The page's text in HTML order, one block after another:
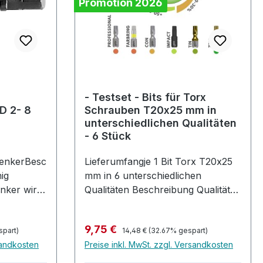
HRcgeplant und auf 25 Grad
vorgeschliffenMögliche
Einsatzbereiche:Fachwerksanierun
g, Abbrucharbeiten, diverse
2- 8
wird
Promotion 2026
- Testset - Bits für Torx
Schrauben T20x25 mm in
unterschiedlichen Qualitäten
- 6 Stück
Lieferumfangje 1 Bit Torx T20x25
mm in 6 unterschiedlichen
Qualitäten Beschreibung Qualität
Standardqualität, die Ihr aus den
meisten Bit Sätzen schon
kennt. FARBRING Die farblich
Verkaufspreis:
9,75 € Regulärer Preis:
14,48 € (32.67% gespart)
Preise inkl. MwSt. zzgl. Versandkosten